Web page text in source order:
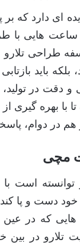
ای دارد که بر
هایی با
طراحی
بلکه باید
و دقت در
بهره گیری از
هم در دوام،
مچی
است با
دست و پا
که در
تلارو در بین